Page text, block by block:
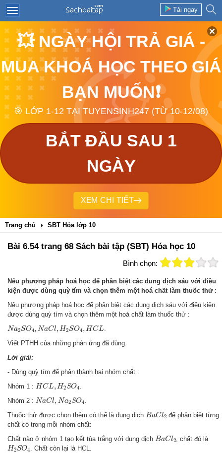
Tải ngay
💥 NGÀY HỘI TRẢ GIÁ -
MUA KHOÁ HỌC THEO GIÁ
BẠN MUỐN❗
🎯 LỚP 1-12 TẠI TUYENSINH247 (TỪ 10-12/08)
BẮT ĐẦU SAU 1
NGÀY
XEM CHI TIẾT
Trang chủ SBT Hóa lớp 10
Bài 6.54 trang 68 Sách bài tập (SBT) Hóa học 10
Bình chọn:
Nêu phương pháp hoá học để phân biệt các dung dịch sáu với điều
kiện được dùng quỳ tím và chọn thêm một hoá chất làm thuốc thử :
Nêu phương pháp hoá học để phân biệt các dung dịch sáu với điều kiện
được dùng quỳ tím và chọn thêm một hoá chất làm thuốc thử :
Na2SO4, NaCl,H2SO4,HCL
Na SO Na Cl, H2SO4 HCL
.
Viết PTHH của những phản ứng đã dùng.
Lời giải:
- Dùng quỳ tím để phân thành hai nhóm chất :
Nhóm 1 : HCL,H2SO4
HCL, 2S O4 .
Nhóm 2 : NaCl, Na2SO4
Na Cl, a2 O4 .
Thuốc thử được chọn thêm có thể là dung dịch BaCl2
Ba Cl2
để phân biệt từng
chất có trong mỗi nhóm chất:
Chất nào ở nhóm 1 tạo kết tủa trắng với dung dịch BaCl2
Ba Cl2 , chất đó là
H2SO4
H2 SO . Chất còn lại là HCL.